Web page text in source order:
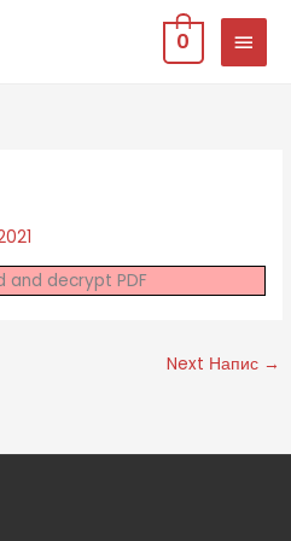
MAIN
0
and decrypt PDF
Next Напис →